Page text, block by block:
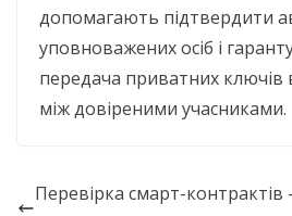
допомагають підтвердити
уповноважених осіб і
передача приватних ключів
між довіреними учасниками.
Перевірка смарт-контрактів